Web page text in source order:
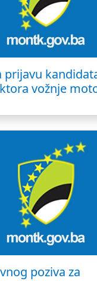
prijavu
vožnje
poziva za